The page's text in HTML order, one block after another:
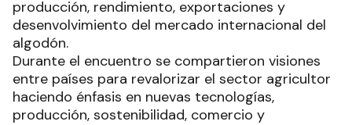
producción, rendimiento, exportaciones y
desenvolvimiento del mercado internacional del
algodón.
Durante el encuentro se compartieron visiones
entre países para revalorizar el sector agricultor
haciendo énfasis en nuevas tecnologías,
producción, sostenibilidad, comercio y